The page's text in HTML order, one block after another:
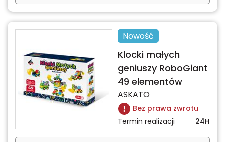
Nowość
Klocki małych
geniuszy RoboGiant
49 elementów
ASKATO
Bez prawa zwrotu
Termin realizacji
24H